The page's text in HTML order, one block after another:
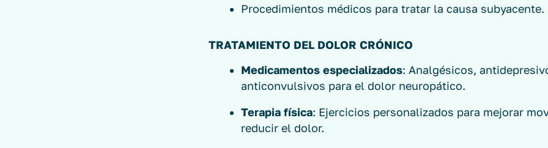
Procedimientos médicos para tratar la causa subyacente.
TRATAMIENTO DEL DOLOR CRÓNICO
Medicamentos especializados: Analgésicos,
anticonvulsivos para el dolor neuropático.
Terapia física: Ejercicios personalizados para mejorar
reducir el dolor.